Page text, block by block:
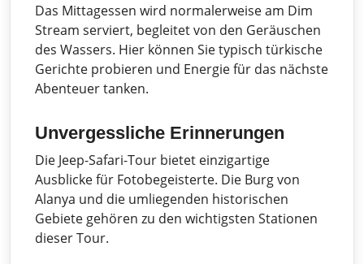
Das Mittagessen wird normalerweise am Dim
Stream serviert, begleitet von den Geräuschen
des Wassers. Hier können Sie typisch türkische
Gerichte probieren und Energie für das nächste
Abenteuer tanken.
Unvergessliche Erinnerungen
Die Jeep-Safari-Tour bietet einzigartige
Ausblicke für Fotobegeisterte. Die Burg von
Alanya und die umliegenden historischen
Gebiete gehören zu den wichtigsten Stationen
dieser Tour.